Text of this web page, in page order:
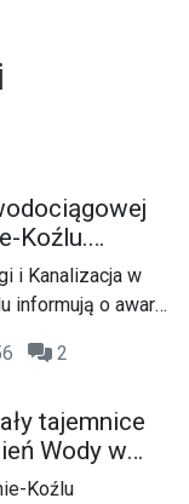
Koźlu.
w dostawie
Koźle-
i Kanalizacja w
informują o awarii
w dostawie
2
tajemnice
Wody w
Koźlu